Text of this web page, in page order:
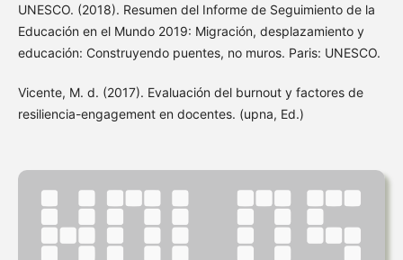
UNESCO. (2018). Resumen del Informe de Seguimiento de la
Educación en el Mundo 2019: Migración, desplazamiento y
educación: Construyendo puentes, no muros. Paris: UNESCO.
Vicente, M. d. (2017). Evaluación del burnout y factores de
resiliencia-engagement en docentes. (upna, Ed.)